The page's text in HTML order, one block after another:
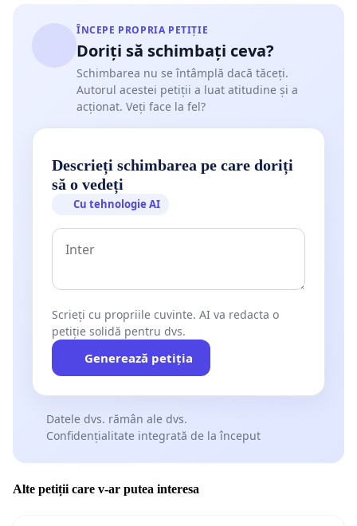
ÎNCEPE PROPRIA PETIȚIE
Doriți să schimbați ceva?
Schimbarea nu se întâmplă dacă tăceți.
Autorul acestei petiții a luat atitudine și a
acționat. Veți face la fel?
Descrieți schimbarea pe care doriți
să o vedeți
Cu tehnologie AI
Scrieți cu propriile cuvinte. AI va redacta o
petiție solidă pentru dvs.
Generează petiția
Datele dvs. rămân ale dvs.
Confidențialitate integrată de la început
Alte petiții care v-ar putea interesa